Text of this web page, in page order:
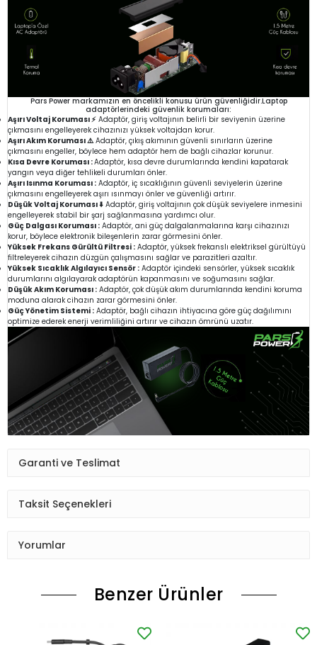
Pars Power markamızın en öncelikli konusu ürün güvenliğidir.Laptop
adaptörlerindeki güvenlik korumaları:
Aşırı Voltaj Koruması ⚡ Adaptör, giriş voltajının belirli bir seviyenin üzerine
çıkmasını engelleyerek cihazınızı yüksek voltajdan korur.
Aşırı Akım Koruması ⚠️Adaptör, çıkış akımının güvenli sınırların üzerine
çıkmasını engeller, böylece hem adaptör hem de bağlı cihazlar korunur.
Kısa Devre Koruması :Adaptör, kısa devre durumlarında kendini kapatarak
yangın veya diğer tehlikeli durumları önler.
Aşırı Isınma Koruması : Adaptör, iç sıcaklığının güvenli seviyelerin üzerine
çıkmasını engelleyerek aşırı ısınmayı önler ve güvenliği artırır.
Düşük Voltaj Koruması ⬇️ Adaptör, giriş voltajının çok düşük seviyelere inmesini
engelleyerek stabil bir şarj sağlanmasına yardımcı olur.
Güç Dalgası Koruması : Adaptör, ani güç dalgalanmalarına karşı cihazınızı
korur, böylece elektronik bileşenlerin zarar görmesini önler.
Yüksek Frekans Gürültü Filtresi : Adaptör, yüksek frekanslı elektriksel gürültüyü
filtreleyerek cihazın düzgün çalışmasını sağlar ve parazitleri azaltır.
Yüksek Sıcaklık Algılayıcı Sensör : Adaptör içindeki sensörler, yüksek sıcaklık
durumlarını algılayarak adaptörün kapanmasını ve soğumasını sağlar.
Düşük Akım Koruması : Adaptör, çok düşük akım durumlarında kendini koruma
moduna alarak cihazın zarar görmesini önler.
Güç Yönetim Sistemi : Adaptör, bağlı cihazın ihtiyacına göre güç dağılımını
optimize ederek enerji verimliliğini artırır ve cihazın ömrünü uzatır.
Garanti ve Teslimat
Taksit Seçenekleri
Yorumlar
Benzer Ürünler